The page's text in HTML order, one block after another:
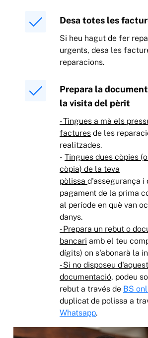
Desa totes les
Si heu hagut de fer
urgents, desa les
reparacions.
Prepara la
la visita del pèrit
- Tingues a mà els
factures de les
realitzades.
- Tingues dues còpies
còpia) de la teva
pòlissa d'assegurança i
pagament de la prima
al període en què van
danys.
- Prepara un rebut o
bancari amb el teu
dígits) on s'abonarà la
- Si no disposeu
documentació, podeu
rebut a través de BS
duplicat de polissa a
Whatsapp.